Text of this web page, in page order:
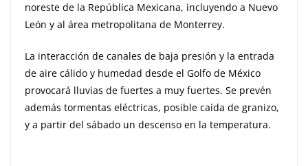
noreste de la República Mexicana, incluyendo a Nuevo
León y al área metropolitana de Monterrey.
La interacción de canales de baja presión y la entrada
de aire cálido y humedad desde el Golfo de México
provocará lluvias de fuertes a muy fuertes. Se prevén
además tormentas eléctricas, posible caída de granizo,
y a partir del sábado un descenso en la temperatura.